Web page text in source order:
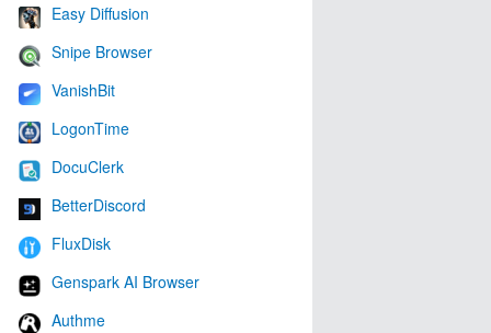
Easy Diffusion
Snipe Browser
VanishBit
LogonTime
DocuClerk
BetterDiscord
FluxDisk
Genspark AI Browser
Authme